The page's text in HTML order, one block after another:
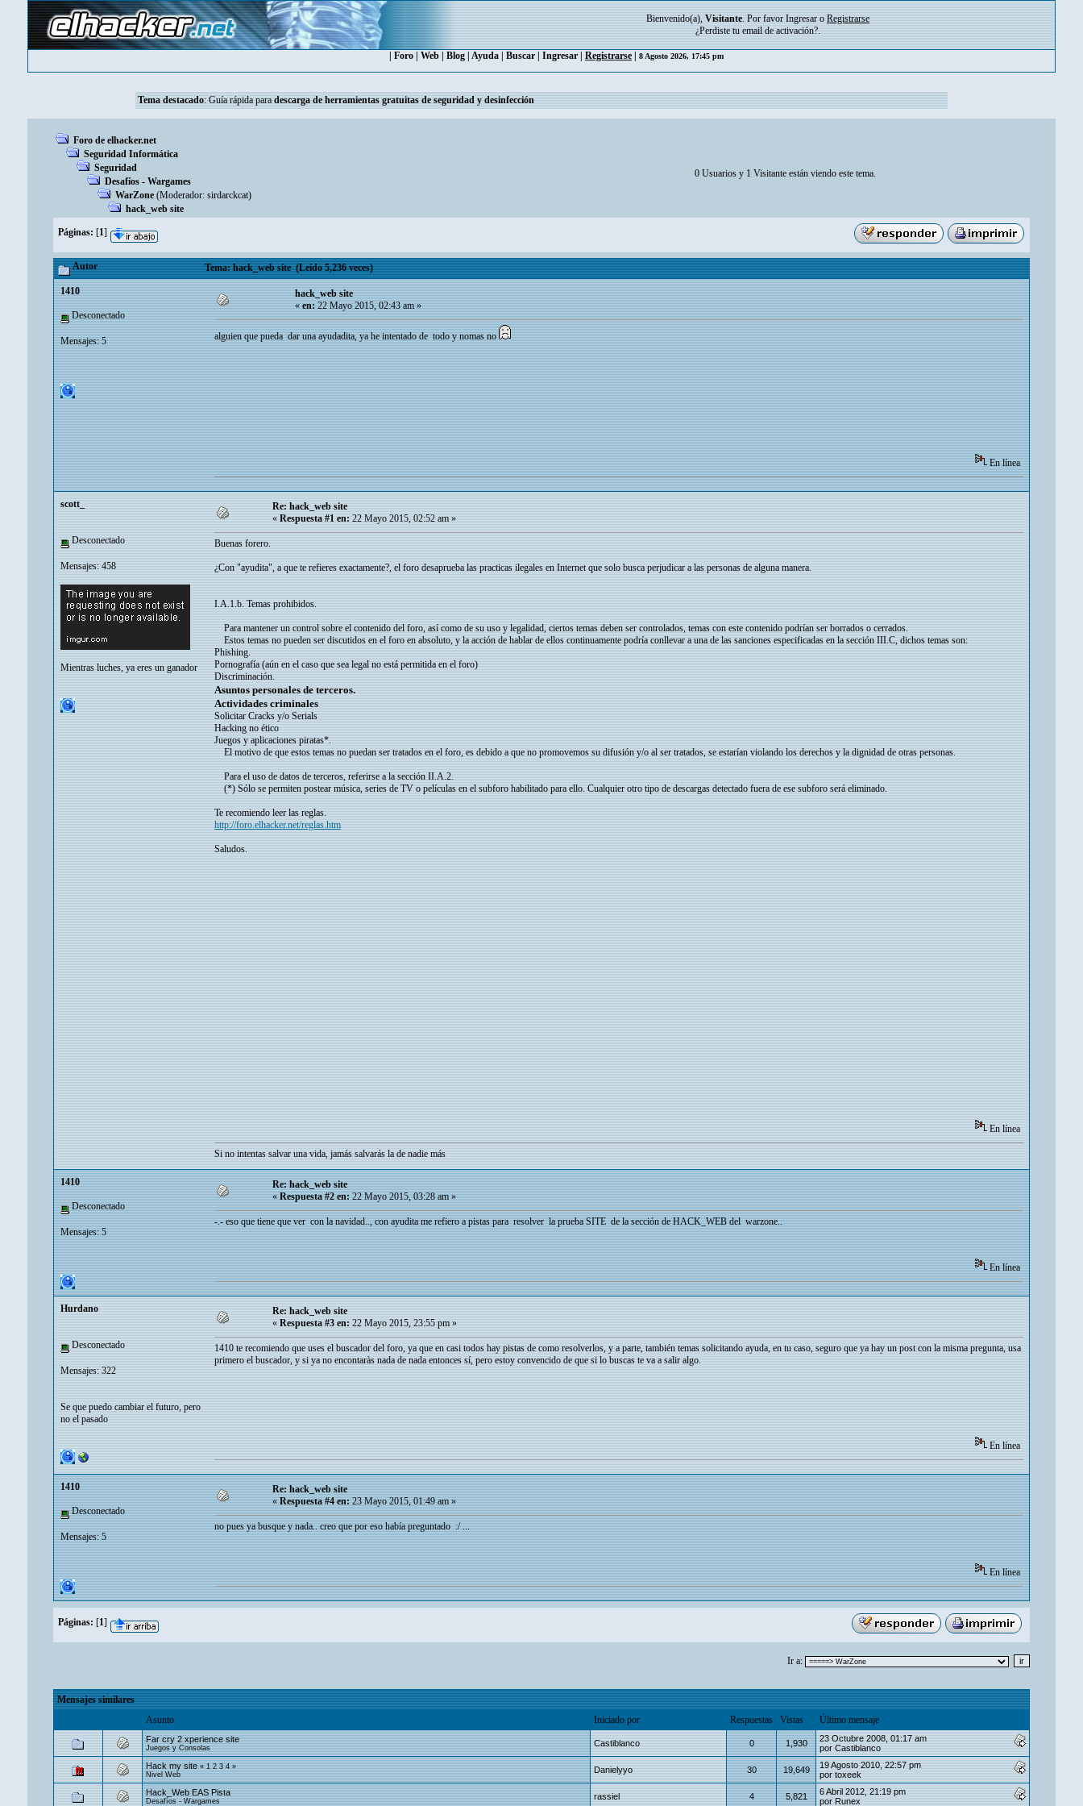
Bienvenido(a), Visitante. Por favor Ingresar o Registrarse
¿Perdiste tu email de activación?.
Foro Web Blog Ayuda Buscar Ingresar Registrarse 8 Agosto 2026, 17:45 pm
Tema destacado: Guía rápida para descarga de herramientas gratuitas de seguridad y desinfección
Foro de elhacker.net
Seguridad Informática
Seguridad
Desafíos - Wargames
WarZone (Moderador: sirdarckcat)
hack_web site
0 Usuarios y 1 Visitante están viendo este tema.
Páginas: [1]
Autor Tema: hack_web site (Leído 5,236 veces)
1410
Desconectado
Mensajes: 5
hack_web site
«en:22 Mayo 2015, 02:43 am »
alguien que pueda dar una ayudadita, ya he intentado de todo y nomas no
En línea
scott_
Desconectado
Mensajes: 458
Mientras luches, ya eres un ganador
Re: hack_web site
« Respuesta #1 en: 22 Mayo 2015, 02:52 am »
Buenas forero.
¿Con "ayudita", a que te refieres exactamente?, el foro desaprueba las practicas ilegales en Internet que solo busca perjudicar a las personas de alguna manera.
I.A.1.b. Temas prohibidos.
Para mantener un control sobre el contenido del foro, así como de su uso y legalidad, ciertos temas deben ser controlados, temas con este contenido podrían ser borrados o cerrados.
Estos temas no pueden ser discutidos en el foro en absoluto, y la acción de hablar de ellos continuamente podría conllevar a una de las sanciones especificadas en la sección III.C, dichos temas son:
Phishing.
Pornografía (aún en el caso que sea legal no está permitida en el foro)
Discriminación.
Asuntos personales de terceros.
Actividades criminales
Solicitar Cracks y/o Serials
Hacking no ético
Juegos y aplicaciones piratas*.
El motivo de que estos temas no puedan ser tratados en el foro, es debido a que no promovemos su difusión y/o al ser tratados, se estarían violando los derechos y la dignidad de otras personas.
Para el uso de datos de terceros, referirse a la sección II.A.2.
(*) Sólo se permiten postear música, series de TV o películas en el subforo habilitado para ello. Cualquier otro tipo de descargas detectado fuera de ese subforo será eliminado.
Te recomiendo leer las reglas.
http://foro.elhacker.net/reglas.htm
Saludos.
En línea
Si no intentas salvar una vida, jamás salvarás la de nadie más
1410
Desconectado
Mensajes: 5
Re: hack_web site
«Respuesta #2 en:22 Mayo 2015, 03:28 am »
-.- eso que tiene que ver con la navidad.., con ayudita me refiero a pistas para resolver la prueba SITE de la sección de HACK_WEB del warzone..
En línea
Hurdano
Desconectado
Mensajes: 322
Se que puedo cambiar el futuro, pero
no el pasado
Re: hack_web site
« Respuesta #3 en: 22 Mayo 2015, 23:55 pm »
1410 te recomiendo que uses el buscador del foro, ya que en casi todos hay pistas de como resolverlos, y a parte, también temas solicitando ayuda, en tu caso, seguro que ya hay un post con la misma pregunta, usa
primero el buscador, y si ya no encontaràs nada de nada entonces sí, pero estoy convencido de que si lo buscas te va a salir algo.
En línea
1410
Desconectado
Mensajes: 5
Re: hack_web site
«Respuesta #4 en:23 Mayo 2015, 01:49 am »
no pues ya busque y nada.. creo que por eso había preguntado :/ ...
En línea
Páginas: [1]
Ir a:
Mensajes similares
Asunto
Iniciado por Respuestas Vistas Último mensaje
Far cry 2 xperience site
Juegos y Consolas Castiblanco 0 1,930
23 Octubre 2008, 01:17 am
por Castiblanco
Hack my site «1 2 3 4»
Nivel Web
Danielyyo 30 19,649
19 Agosto 2010, 22:57 pm
por toxeek
Hack_Web EAS Pista
Desafíos - Wargames rassiel 4 5,821
6 Abril 2012, 21:19 pm
por Runex